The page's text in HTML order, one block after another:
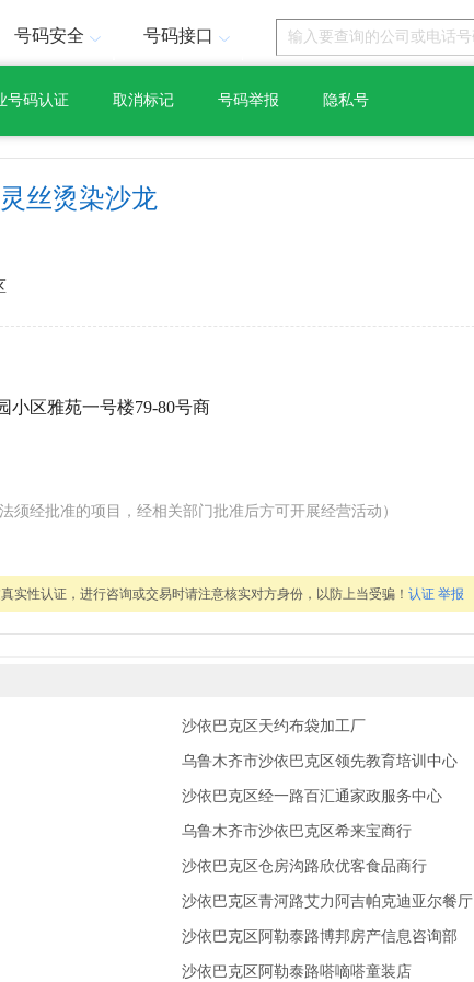
号码安全 号码接口
号码认证 取消标记 号码举报 隐私号
丝烫染沙龙
小区雅苑一号楼79-80号商
经批准的项目，经相关部门批准后方可开展经营活动）
实性认证，进行咨询或交易时请注意核实对方身份，以防上当受骗！ 认证 举报
沙依巴克区天约布袋加工厂
乌鲁木齐市沙依巴克区领先教育培训中心
沙依巴克区经一路百汇通家政服务中心
乌鲁木齐市沙依巴克区希来宝商行
沙依巴克区仓房沟路欣优客食品商行
沙依巴克区青河路艾力阿吉帕克迪亚尔餐厅
沙依巴克区阿勒泰路博邦房产信息咨询部
沙依巴克区阿勒泰路嗒嘀嗒童装店